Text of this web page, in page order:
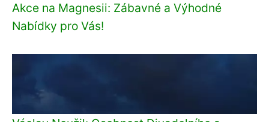
Akce na Magnesii: Zábavné a Výhodné
Nabídky pro Vás!